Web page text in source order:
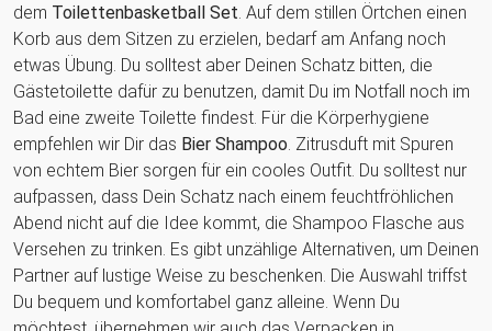
dem Toilettenbasketball Set . Auf dem stillen Örtchen einen
Korb aus dem Sitzen zu erzielen, bedarf am Anfang noch
etwas Übung. Du solltest aber Deinen Schatz bitten, die
Gästetoilette dafür zu benutzen, damit Du im Notfall noch im
Bad eine zweite Toilette findest. Für die Körperhygiene
empfehlen wir Dir das Bier Shampoo . Zitrusduft mit Spuren
von echtem Bier sorgen für ein cooles Outfit. Du solltest nur
aufpassen, dass Dein Schatz nach einem feuchtfröhlichen
Abend nicht auf die Idee kommt, die Shampoo Flasche aus
Versehen zu trinken. Es gibt unzählige Alternativen, um Deinen
Partner auf lustige Weise zu beschenken. Die Auswahl triffst
Du bequem und komfortabel ganz alleine. Wenn Du